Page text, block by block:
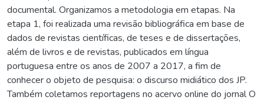
documental. Organizamos a metodologia em etapas. Na
etapa 1, foi realizada uma revisão bibliográfica em base de
dados de revistas científicas, de teses e de dissertações,
além de livros e de revistas, publicados em língua
portuguesa entre os anos de 2007 a 2017, a fim de
conhecer o objeto de pesquisa: o discurso midiático dos JP.
Também coletamos reportagens no acervo online do jornal O